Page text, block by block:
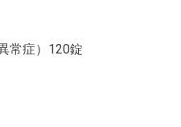
常症）120錠